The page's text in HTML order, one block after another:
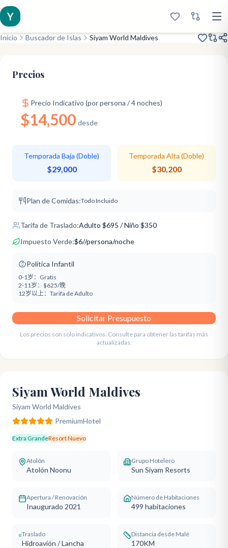
Y
Inicio Buscador de Islas Siyam World Maldives
Precios
Precio Indicativo (por persona / 4 noches)
$14,500 desde
Temporada Baja (Doble)
$29,000
Temporada Alta (Doble)
$30,200
Plan de Comidas:Todo Incluido
Tarifa de Traslado:Adulto $695 / Niño $350
Impuesto Verde:$6//persona/noche
Política Infantil
0-1岁： Gratis
2-11岁： $625/晚
12岁以上： Tarifa de Adulto
Solicitar Presupuesto
Los precios son solo indicativos. Consulte para obtener las tarifas más
actualizadas.
Siyam World Maldives
Siyam World Maldives
PremiumHotel
Extra GrandeResort Nuevo
Atolón
Atolón Noonu
Grupo Hotelero
Sun Siyam Resorts
Apertura / Renovación
Inaugurado 2021
Número de Habitaciones
499 habitaciones
Traslado
Hidroavión / Lancha
Distancia desde Malé
170KM